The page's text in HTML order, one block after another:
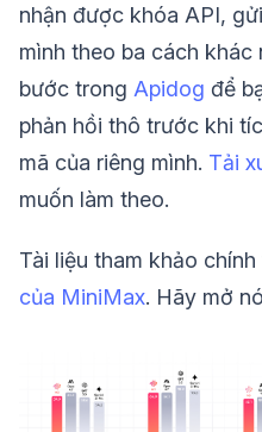
nhận được khóa API,
mình theo ba cách khác
bước trong Apidog để
phản hồi thô trước khi
mã của riêng mình. Tải
muốn làm theo.
Tài liệu tham khảo
của MiniMax. Hãy mở